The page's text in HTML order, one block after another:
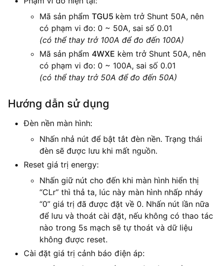
Mã sản phẩm TGU5 kèm trở Shunt 50A, nên
có phạm vi đo: 0 ~ 50A, sai số 0.01
(có thể thay trở 100A để đo đến 100A)
Mã sản phẩm 4WXE kèm trở Shunt 50A, nên
có phạm vi đo: 0 ~ 100A, sai số 0.01
(có thể thay trở 50A để đo đến 50A)
Hướng dẫn sử dụng
Đèn nền màn hình:
Nhấn nhả nút để bật tắt đèn nền. Trạng thái
đèn sẽ được lưu khi mất nguồn.
Reset giá trị energy:
Nhấn giữ nút cho đến khi màn hình hiển thị
“CLr” thì thả ta, lúc này màn hình nhấp nháy
“0” giá trị đã được đặt về 0. Nhấn nút lần nữa
để lưu và thoát cài đặt, nếu không có thao tác
nào trong 5s mạch sẽ tự thoát và dữ liệu
không được reset.
Cài đặt giá trị cảnh báo điện áp: